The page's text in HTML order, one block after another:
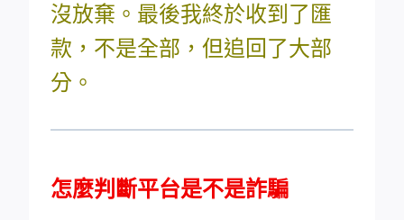
沒放棄。最後我終於收到了匯
款，不是全部，但追回了大部
分。
怎麼判斷平台是不是詐騙